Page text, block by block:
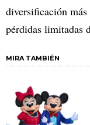
diversificación
pérdidas limitadas
MIRA TAMBIÉN